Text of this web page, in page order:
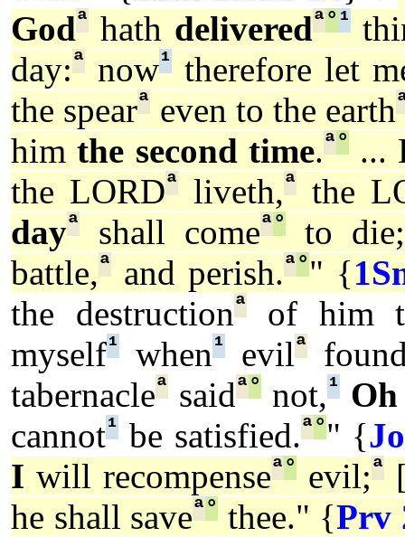
Godª hath deliveredª° ¹
day:ª now¹
therefore let
the spearª even to the earth
himthe second time.ª°...
the LORDª liveth,ª
the
dayª shall comeª°
to die;
battle,ª and perish.ª°" {
the destructionªof him
myself¹ when¹ evilª
tabernacleª saidª° not,¹ Oh
cannot¹ be satisfied.ª°" {
I will recompenseª°evil;ª
he shall saveª° thee." {Prv